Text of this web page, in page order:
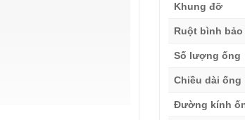
Khung đỡ
Ruột bình bảo
Số lượng ống
Chiều dài ống
Đường kính